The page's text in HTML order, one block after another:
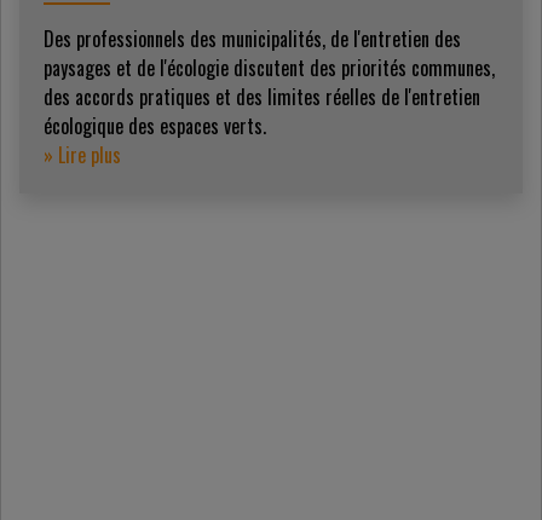
Des professionnels des municipalités, de l'entretien des
paysages et de l'écologie discutent des priorités communes,
des accords pratiques et des limites réelles de l'entretien
écologique des espaces verts.
» Lire plus